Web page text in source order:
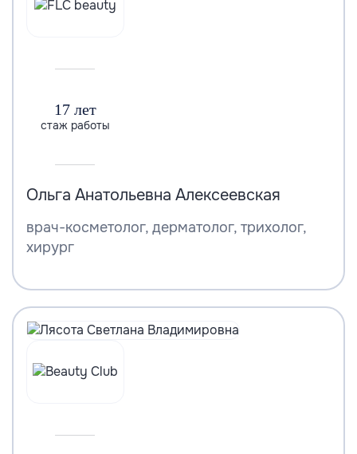
17 лет
стаж работы
Ольга Анатольевна Алексеевская
врач-косметолог, дерматолог, трихолог,
хирург